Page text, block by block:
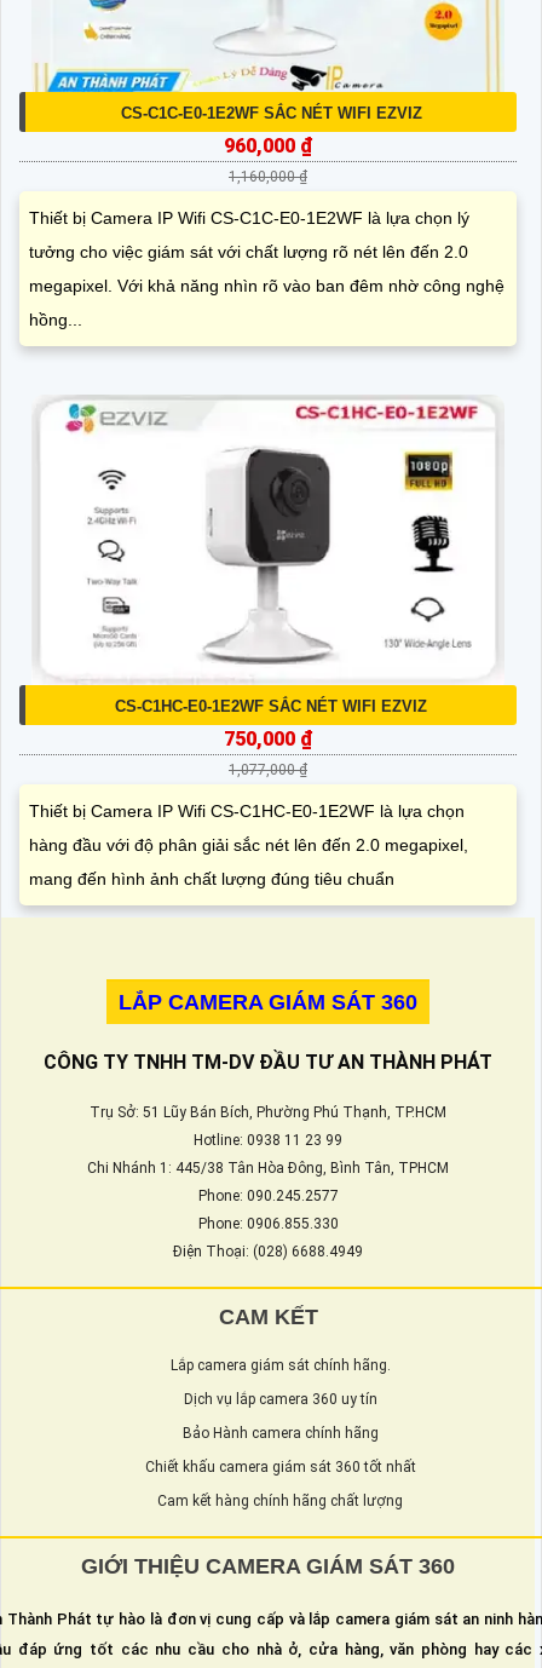
CS-C1C-E0-1E2WF SẮC NÉT WIFI EZVIZ
960,000 ₫
1,160,000 ₫
Thiết bị Camera IP Wifi CS-C1C-E0-1E2WF là lựa chọn lý
tưởng cho việc giám sát với chất lượng rõ nét lên đến 2.0
megapixel. Với khả năng nhìn rõ vào ban đêm nhờ công nghệ
hồng...
CS-C1HC-E0-1E2WF SẮC NÉT WIFI EZVIZ
750,000 ₫
1,077,000 ₫
Thiết bị Camera IP Wifi CS-C1HC-E0-1E2WF là lựa chọn
hàng đầu với độ phân giải sắc nét lên đến 2.0 megapixel,
mang đến hình ảnh chất lượng đúng tiêu chuẩn
LẮP CAMERA GIÁM SÁT 360
CÔNG TY TNHH TM-DV ĐẦU TƯ AN THÀNH PHÁT
Trụ Sở: 51 Lũy Bán Bích, Phường Phú Thạnh, TP.HCM
Hotline: 0938 11 23 99
Chi Nhánh 1: 445/38 Tân Hòa Đông, Bình Tân, TPHCM
Phone: 090.245.2577
Phone: 0906.855.330
Điện Thoại: (028) 6688.4949
CAM KẾT
Lắp camera giám sát chính hãng.
Dịch vụ lắp camera 360 uy tín
Bảo Hành camera chính hãng
Chiết khấu camera giám sát 360 tốt nhất
Cam kết hàng chính hãng chất lượng
GIỚI THIỆU CAMERA GIÁM SÁT 360
Thành Phát tự hào là đơn vị cung cấp và lắp camera giám sát an ninh
đáp ứng tốt các nhu cầu cho nhà ở, cửa hàng, văn phòng hay các